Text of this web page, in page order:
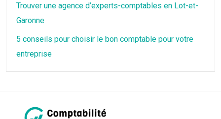
Trouver une agence d’experts-comptables en Lot-et-
Garonne
5 conseils pour choisir le bon comptable pour votre
entreprise